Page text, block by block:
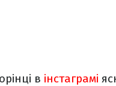
в інстаграмі